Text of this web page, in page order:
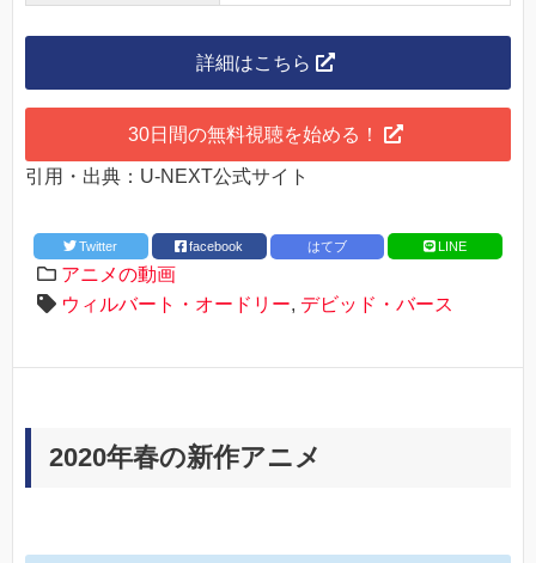
詳細はこちら
30日間の無料視聴を始める！
引用・出典：U-NEXT公式サイト
Twitter facebook はてブ LINE
アニメの動画
ウィルバート・オードリー, デビッド・バース
2020年春の新作アニメ